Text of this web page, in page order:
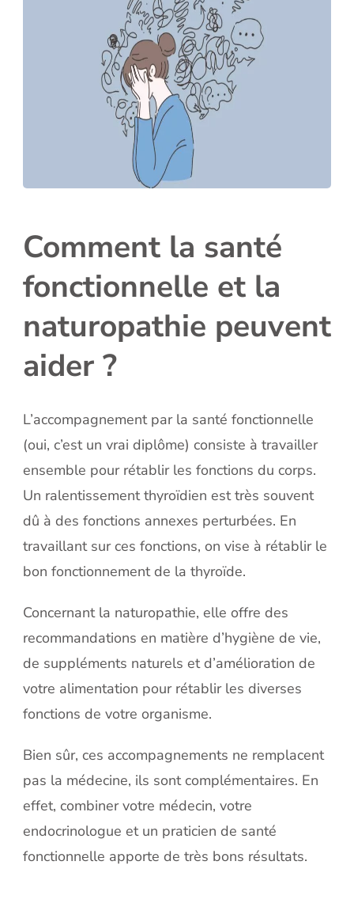
Comment la santé
fonctionnelle et la
naturopathie peuvent
aider ?
L’accompagnement par la santé fonctionnelle
(oui, c’est un vrai diplôme) consiste à travailler
ensemble pour rétablir les fonctions du corps.
Un ralentissement thyroïdien est très souvent
dû à des fonctions annexes perturbées. En
travaillant sur ces fonctions, on vise à rétablir le
bon fonctionnement de la thyroïde.
Concernant la naturopathie, elle offre des
recommandations en matière d’hygiène de vie,
de suppléments naturels et d’amélioration de
votre alimentation pour rétablir les diverses
fonctions de votre organisme.
Bien sûr, ces accompagnements ne remplacent
pas la médecine, ils sont complémentaires. En
effet, combiner votre médecin, votre
endocrinologue et un praticien de santé
fonctionnelle apporte de très bons résultats.